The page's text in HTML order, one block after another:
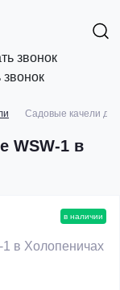
звонок
Садовые качели
WSW-1 в
в наличии